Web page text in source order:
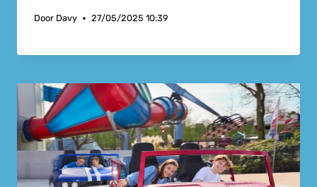
Door Davy 27/05/2025 10:39